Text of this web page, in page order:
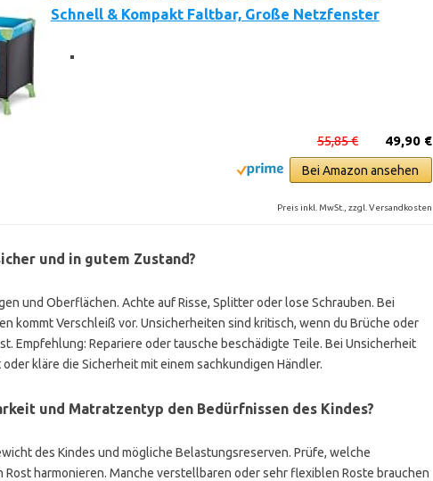
Schnell & Kompakt Faltbar, Große Netzfenster
49,90 €
55,85 €
Bei Amazon ansehen
Preis inkl. MwSt., zzgl. Versandkosten
und in gutem Zustand?
und Oberflächen. Achte auf Risse, Splitter oder lose Schrauben. Bei
kommt Verschleiß vor. Unsicherheiten sind kritisch, wenn du Brüche oder
Empfehlung: Repariere oder tausche beschädigte Teile. Bei Unsicherheit
kläre die Sicherheit mit einem sachkundigen Händler.
und Matratzentyp den Bedürfnissen des Kindes?
des Kindes und mögliche Belastungsreserven. Prüfe, welche
harmonieren. Manche verstellbaren oder sehr flexiblen Roste brauchen